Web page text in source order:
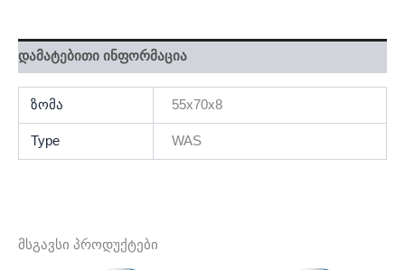
დამატებითი ინფორმაცია
ზომა 55x70x8
Type WAS
მსგავსი პროდუქტები